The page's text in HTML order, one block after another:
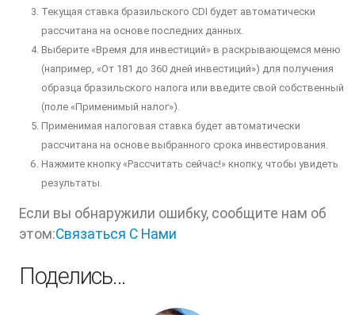
Текущая ставка бразильского CDI будет автоматически
рассчитана на основе последних данных.
Выберите «Время для инвестиций» в раскрывающемся меню
(например, «От 181 до 360 дней инвестиций») для получения
образца бразильского налога или введите свой собственный
(поле «Применимый налог»).
Применимая налоговая ставка будет автоматически
рассчитана на основе выбранного срока инвестирования.
Нажмите кнопку «Рассчитать сейчас!» кнопку, чтобы увидеть
результаты.
Если вы обнаружили ошибку, сообщите нам об
этом:Связаться С Нами
Поделись…